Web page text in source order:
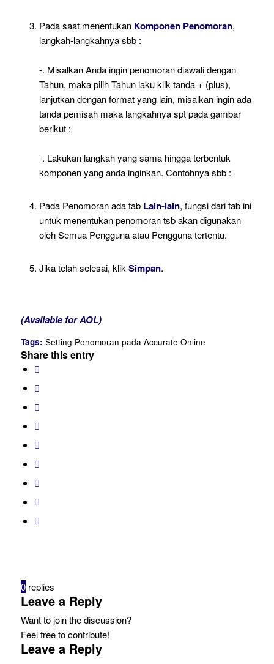
Pada saat menentukan Komponen Penomoran,
langkah-langkahnya sbb :
-. Misalkan Anda ingin penomoran diawali dengan
Tahun, maka pilih Tahun laku klik tanda + (plus),
lanjutkan dengan format yang lain, misalkan ingin ada
tanda pemisah maka langkahnya spt pada gambar
berikut :
-. Lakukan langkah yang sama hingga terbentuk
komponen yang anda inginkan. Contohnya sbb :
Pada Penomoran ada tab Lain-lain, fungsi dari tab ini
untuk menentukan penomoran tsb akan digunakan
oleh Semua Pengguna atau Pengguna tertentu.
Jika telah selesai, klik Simpan.
(Available for AOL)
Tags: Setting Penomoran pada Accurate Online
Share this entry
0 replies
Leave a Reply
Want to join the discussion?
Feel free to contribute!
Leave a Reply